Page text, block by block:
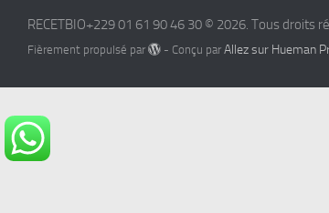
RECETBIO+229 01 61 90 46 30 © 2026. Tous droits
Fièrement propulsé par - Conçu par Allez sur Hueman